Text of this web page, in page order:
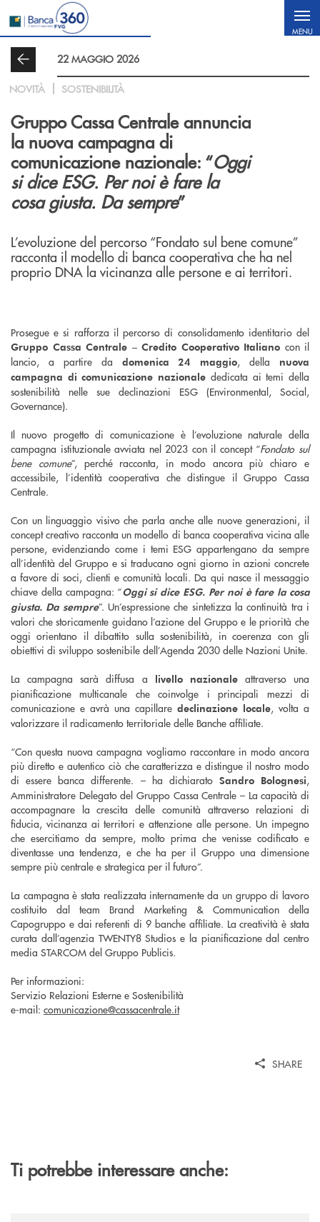
Salta al contenuto principale
MENU
22 MAGGIO 2026
NOVITÀ SOSTENIBILITÀ
Gruppo Cassa Centrale annuncia
la nuova campagna di
comunicazione nazionale: “Oggi
si dice ESG. Per noi è fare la
cosa giusta. Da sempre”
L’evoluzione del percorso “Fondato sul bene comune”
racconta il modello di banca cooperativa che ha nel
proprio DNA la vicinanza alle persone e ai territori.
Prosegue e si rafforza il percorso di consolidamento identitario del
Gruppo Cassa Centrale – Credito Cooperativo Italiano con il
lancio, a partire da domenica 24 maggio, della nuova
campagna di comunicazione nazionale dedicata ai temi della
sostenibilità nelle sue declinazioni ESG (Environmental, Social,
Governance).
Il nuovo progetto di comunicazione è l’evoluzione naturale della
campagna istituzionale avviata nel 2023 con il concept “Fondato sul
bene comune”, perché racconta, in modo ancora più chiaro e
accessibile, l’identità cooperativa che distingue il Gruppo Cassa
Centrale.
Con un linguaggio visivo che parla anche alle nuove generazioni, il
concept creativo racconta un modello di banca cooperativa vicina alle
persone, evidenziando come i temi ESG appartengano da sempre
all’identità del Gruppo e si traducano ogni giorno in azioni concrete
a favore di soci, clienti e comunità locali. Da qui nasce il messaggio
chiave della campagna: “Oggi si dice ESG. Per noi è fare la cosa
giusta. Da sempre”. Un’espressione che sintetizza la continuità tra i
valori che storicamente guidano l’azione del Gruppo e le priorità che
oggi orientano il dibattito sulla sostenibilità, in coerenza con gli
obiettivi di sviluppo sostenibile dell’Agenda 2030 delle Nazioni Unite.
La campagna sarà diffusa a livello nazionaleattraverso una
pianificazione multicanale che coinvolge i principali mezzi di
comunicazione e avrà una capillare declinazione locale, volta a
valorizzare il radicamento territoriale delle Banche affiliate.
“Con questa nuova campagna vogliamo raccontare in modo ancora
più diretto e autentico ciò che caratterizza e distingue il nostro modo
di essere banca differente. – ha dichiarato Sandro Bolognesi,
Amministratore Delegato del Gruppo Cassa Centrale – La capacità di
accompagnare la crescita delle comunità attraverso relazioni di
fiducia, vicinanza ai territori e attenzione alle persone. Un impegno
che esercitiamo da sempre, molto prima che venisse codificato e
diventasse una tendenza, e che ha per il Gruppo una dimensione
sempre più centrale e strategica per il futuro”.
La campagna è stata realizzata internamente da un gruppo di lavoro
costituito dal team Brand Marketing & Communication della
Capogruppo e dai referenti di 9 banche affiliate. La creatività è stata
curata dall’agenzia TWENTY8 Studios e la pianificazione dal centro
media STARCOM del Gruppo Publicis.
Per informazioni:
Servizio Relazioni Esterne e Sostenibilità
e-mail: comunicazione@cassacentrale.it
SHARE
Ti potrebbe interessare anche: